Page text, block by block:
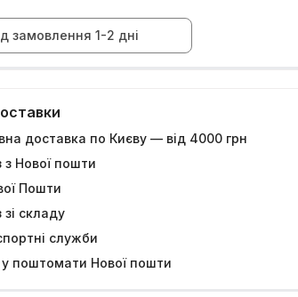
замовлення 1-2 дні
доставка по Києву — від 4000 грн
з Нової пошти
Пошти
зі складу
служби
поштомати Нової пошти